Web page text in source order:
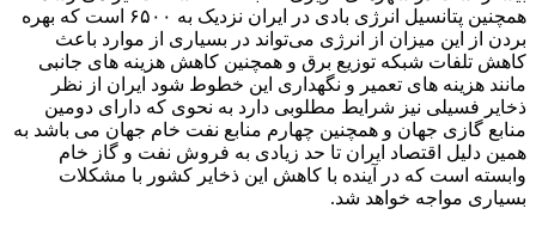
همچنین پتانسیل انرژی بادی در ایران نزدیک به ۶۵۰۰ است که بهره
بردن از این میزان از انرژی می‌تواند در بسیاری از موارد باعث
کاهش تلفات شبکه توزیع برق و همچنین کاهش هزینه های جانبی
مانند هزینه های تعمیر و نگهداری این خطوط شود ایران از نظر
ذخایر فسیلی نیز شرایط مطلوبی دارد به نحوی که دارای دومین
منابع گازی جهان و همچنین چهارم منابع نفت خام جهان می باشد به
همین دلیل اقتصاد ایران تا حد زیادی به فروش نفت و گاز خام
وابسته است که در آینده با کاهش این ذخایر کشور با مشکلات
بسیاری مواجه خواهد شد.